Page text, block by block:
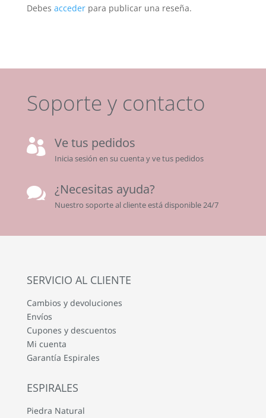
Debes accederpara publicar una reseña.
Soporte y contacto
 Ve tus pedidos
Inicia sesión en su cuenta y ve tus pedidos
 ¿Necesitas ayuda?
Nuestro soporte al cliente está disponible 24/7
SERVICIO AL CLIENTE
Cambios y devoluciones
Envíos
Cupones y descuentos
Mi cuenta
Garantía Espirales
ESPIRALES
Piedra Natural